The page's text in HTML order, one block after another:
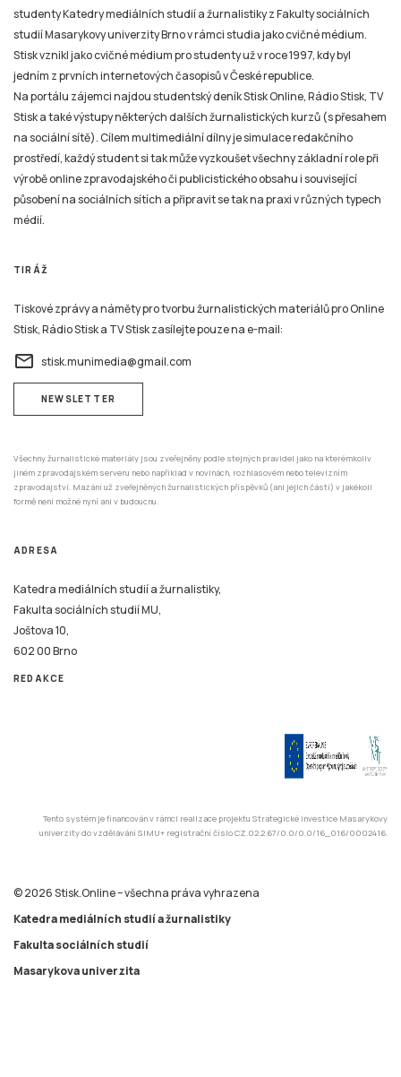
Na portálu zájemci najdou studentský deník Stisk Online, Rádio Stisk, TV
Stisk a také výstupy některých dalších žurnalistických kurzů (s přesahem
na sociální sítě). Cílem multimediální dílny je simulace redakčního
prostředí, každý student si tak může vyzkoušet všechny základní role při
výrobě online zpravodajského či publicistického obsahu i související
působení na sociálních sítích a připravit se tak na praxi v různých typech
médií.
TIRÁŽ
Tiskové zprávy a náměty pro tvorbu žurnalistických materiálů pro Online
email stisk.munimedia@gmail.com
NEWSLETTER
Všechny žurnalistické materiály jsou zveřejněny podle stejných pravidel jako na kterémkoliv
jiném zpravodajském serveru nebo například v novinách, rozhlasovém nebo televizním
zpravodajství. Mazání už zveřejněných žurnalistických příspěvků (ani jejich částí) v jakékoli
formě není možné nyní ani v budoucnu.
ADRESA
Katedra mediálních studií a žurnalistiky,
Joštova 10,
REDAKCE
univerzity do vzdělávání SIMU+ registrační číslo CZ.02.2.67/0.0/0.0/16_016/0002416.
Katedra mediálních studií a žurnalistiky